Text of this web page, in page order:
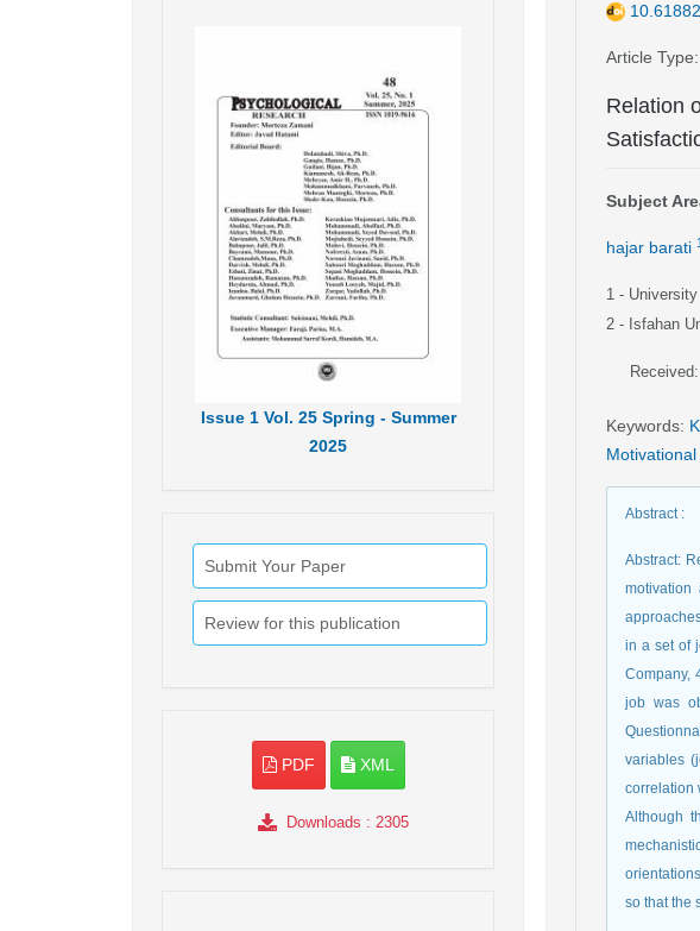
Issue1 Vol. 25 Spring - Summer
2025
Submit Your Paper
Review for this publication
PDF XML
Downloads : 2305
Article Type
Relation
Subject
hajar barati 1
1 -
2 - Isfahan
Keywords:
Abstract:
Abstract:
motivation
in a set of
Company,
job was
variables
correlation
Although
so that the